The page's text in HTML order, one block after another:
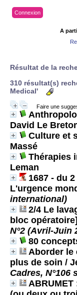
Connexion
A
Résultat de la
310 résultat(s)
Medical'
Faire une
David Le
Culture et
Massé
Thérapies
Leman
1687 - du
L'urgence
international)
2/4 Le
bloc opératoire]
N°2 (Avril-Juin
80
Aborder le
plus de soin /
Cadres, N°106